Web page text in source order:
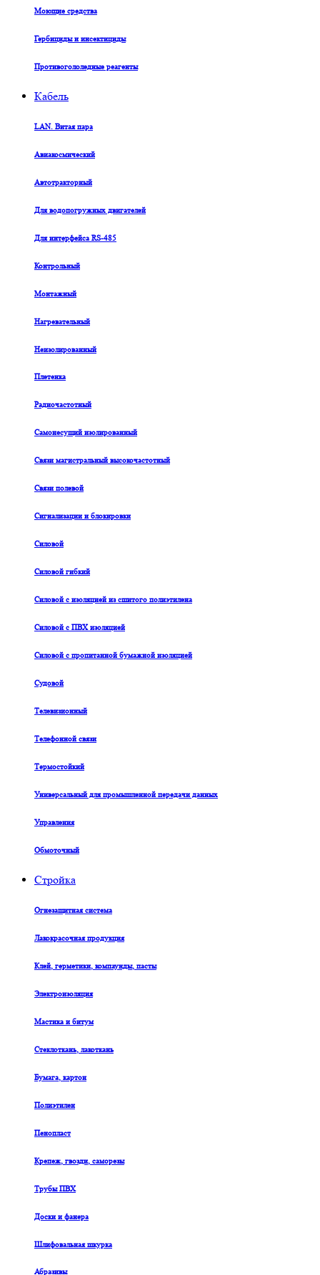
Моющие средства
Гербициды и инсектициды
Противогололедные реагенты
Кабель
LAN. Витая пара
Авиакосмический
Автотракторный
Для водопогружных двигателей
Для интерфейса RS-485
Контрольный
Монтажный
Нагревательный
Неизолированный
Плетенка
Радиочастотный
Самонесущий изолированный
Связи магистральный высокочастотный
Связи полевой
Сигнализации и блокировки
Силовой
Силовой гибкий
Силовой с изоляцией из сшитого полиэтилена
Силовой с ПВХ изоляцией
Силовой с пропитанной бумажной изоляцией
Судовой
Телевизионный
Телефонной связи
Термостойкий
Универсальный для промышленной передачи данных
Управления
Обмоточный
Стройка
Огнезащитная система
Лакокрасочная продукция
Клей, герметики, компаунды, пасты
Электроизоляция
Мастика и битум
Стеклоткань, лакоткань
Бумага, картон
Полиэтилен
Пенопласт
Крепеж, гвозди, саморезы
Трубы ПВХ
Доски и фанера
Шлифовальная шкурка
Абразивы